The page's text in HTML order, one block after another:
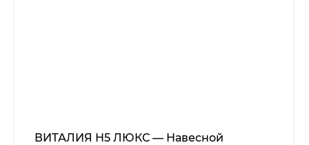
ВИТАЛИЯ Н5 ЛЮКС — Навесной